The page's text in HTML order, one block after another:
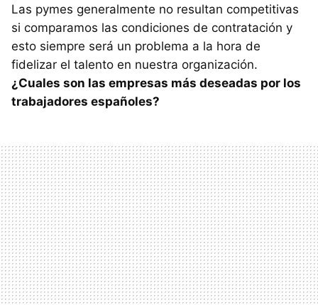
Las pymes generalmente no resultan competitivas
si comparamos las condiciones de contratación y
esto siempre será un problema a la hora de
fidelizar el talento en nuestra organización.
¿Cuales son las empresas más deseadas por los
trabajadores españoles?